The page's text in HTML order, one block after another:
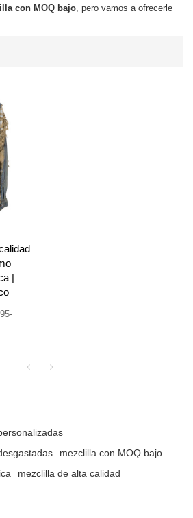
con MOQ bajo, pero vamos a ofrecerle
|
mezclilla con MOQ bajo
mezclilla de alta calidad